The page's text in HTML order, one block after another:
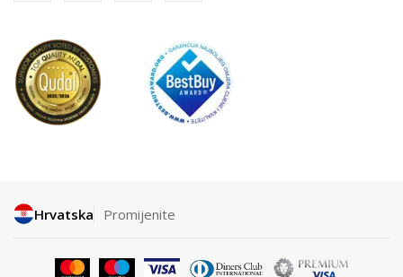
Hrvatska Promijenite